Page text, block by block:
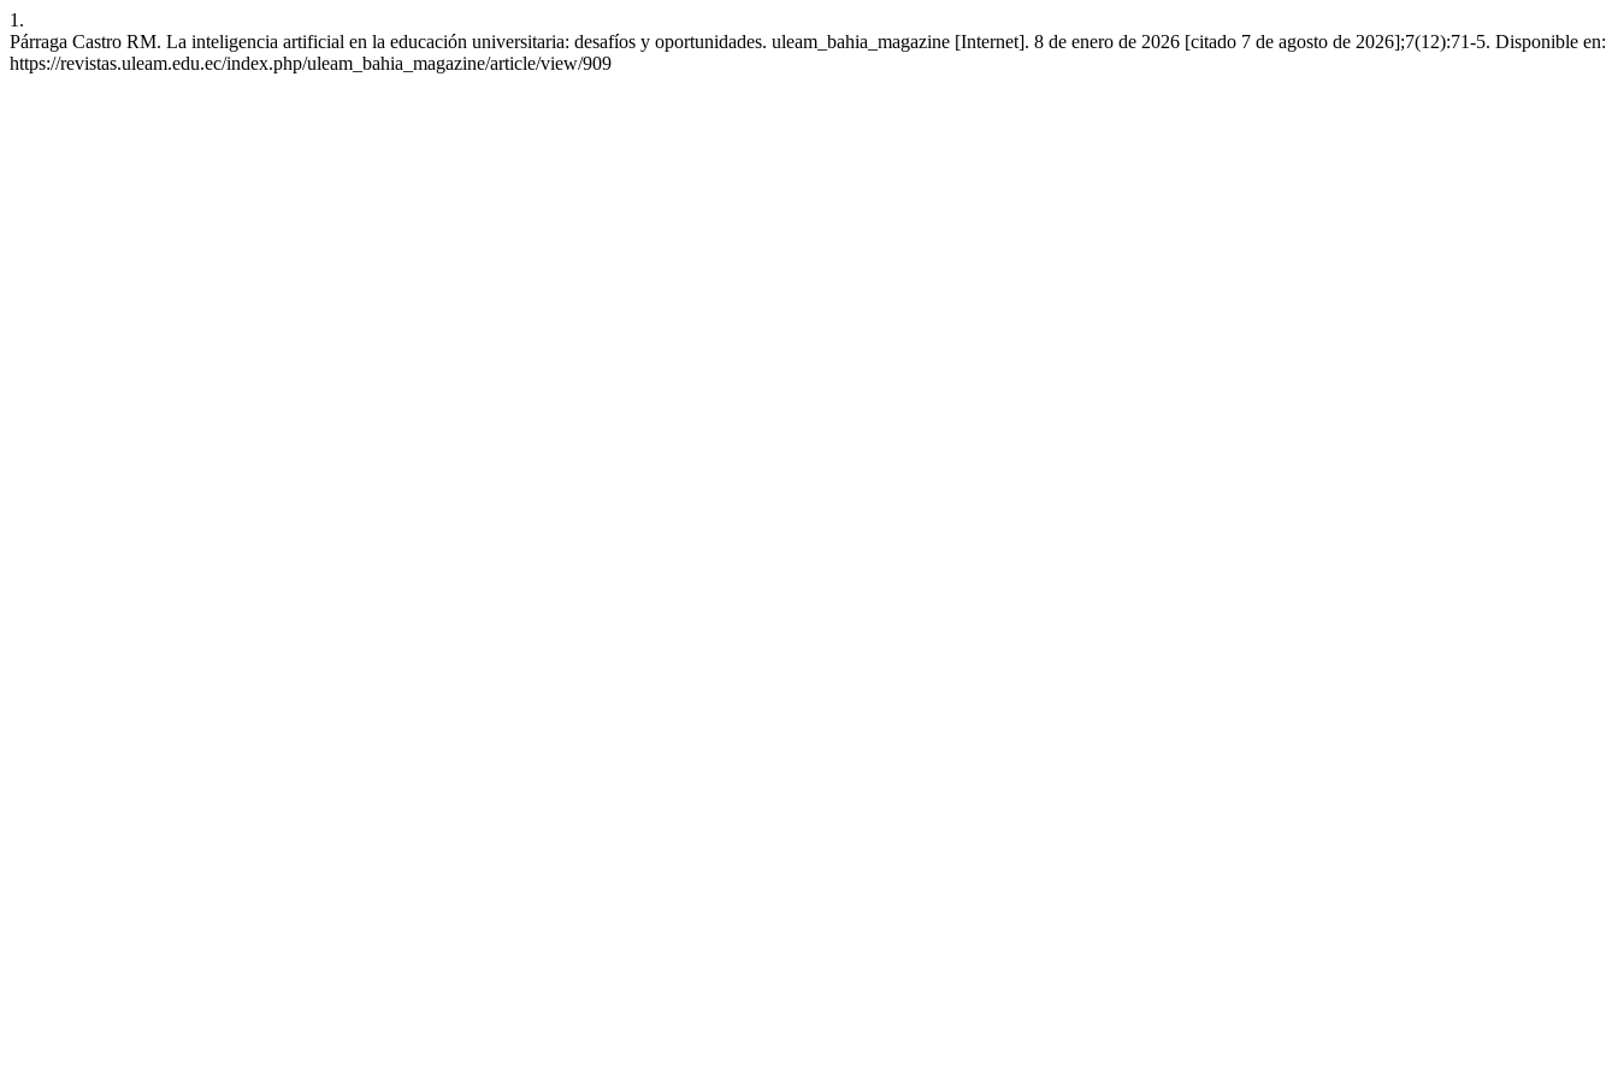
1.
Párraga Castro RM. La inteligencia artificial en la educación universitaria: desafíos y oportunidades. uleam_bahia_magazine [Internet]. 8 de enero de 2026 [citado 7 de agosto de 2026];7(12):71-5. Disponible en:
https://revistas.uleam.edu.ec/index.php/uleam_bahia_magazine/article/view/909